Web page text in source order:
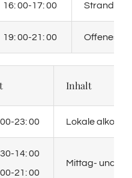
16: 00-17: 00 Strandbar
19: 00-21: 00 Offenes
Inhalt
23: 00 Lokale
14: 00
21: 00
Mittag- und